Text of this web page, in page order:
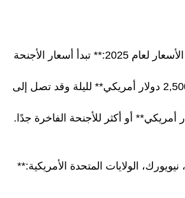
* **تقدير الأسعار لعام 2025:** تبدأ أسعار الأجنحة
من حوالي **2,500 دولار أمريكي** لليلة وقد تصل إلى